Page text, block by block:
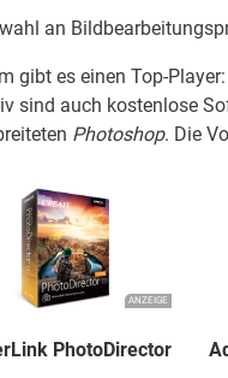
an
gibt es einen Top-Player:
sind auch kostenlose
Photoshop. Die
ANZEIGE
PhotoDirector